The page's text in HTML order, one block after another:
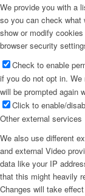
We provide you with a
so you can check what
show or modify
browser security
Check to enable
if you do not opt in.
will be prompted again
Click to enable/
Other external services
We also use different
and external Video
data like your IP
that this might heavily
Changes will take